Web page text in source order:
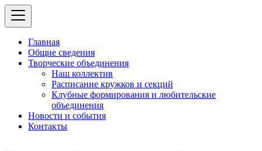
Главная
Общие сведения
Творческие объединения
Наш коллектив
Расписание кружков и секций
Клубные формирования и любительские
объединения
Новости и события
Контакты